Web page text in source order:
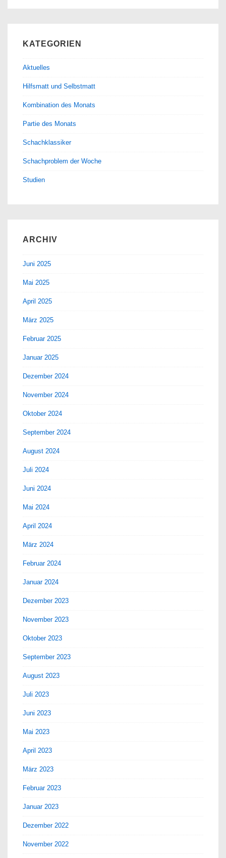
KATEGORIEN
Aktuelles
Hilfsmatt und Selbstmatt
Kombination des Monats
Partie des Monats
Schachklassiker
Schachproblem der Woche
Studien
ARCHIV
Juni 2025
Mai 2025
April 2025
März 2025
Februar 2025
Januar 2025
Dezember 2024
November 2024
Oktober 2024
September 2024
August 2024
Juli 2024
Juni 2024
Mai 2024
April 2024
März 2024
Februar 2024
Januar 2024
Dezember 2023
November 2023
Oktober 2023
September 2023
August 2023
Juli 2023
Juni 2023
Mai 2023
April 2023
März 2023
Februar 2023
Januar 2023
Dezember 2022
November 2022